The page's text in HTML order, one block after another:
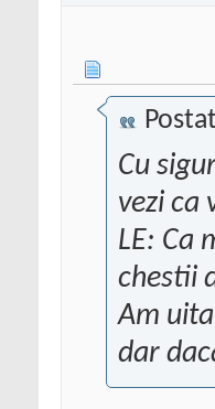
Cu
vezi ca
LE: Ca
chestii
Am
dar